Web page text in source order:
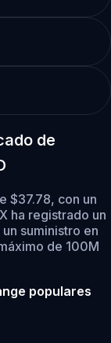
de
$37.78, con un
ha registrado un
suministro en
de 100M
populares